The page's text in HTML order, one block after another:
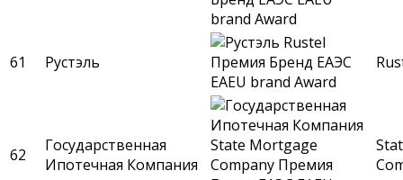
61 Рустэль
62
Государственная
Ипотечная Компания